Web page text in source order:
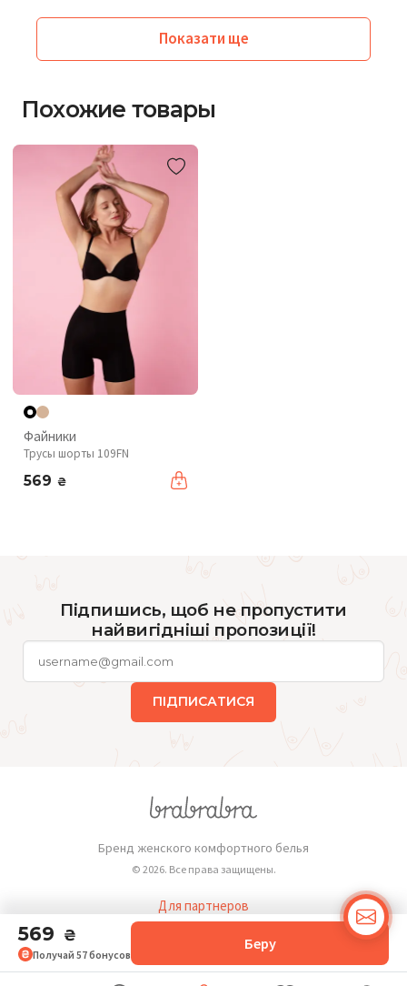
569 ₴
Получай 57бонусов
Беру
Показати ще
Похожие товары
Файники
Трусы шорты 109FN
569 ₴
Підпишись, щоб не пропустити
найвигідніші пропозиції!
ПІДПИСАТИСЯ
Бренд женского комфортного белья
© 2026. Все права защищены.
Для партнеров